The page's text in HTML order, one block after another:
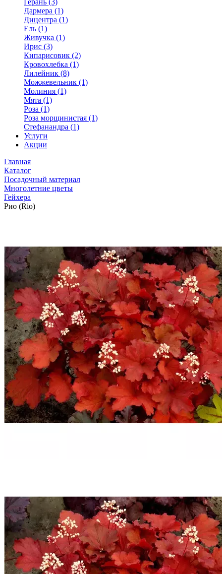
Герань (3)
Дармера (1)
Дицентра (1)
Ель (1)
Живучка (1)
Ирис (3)
Кипарисовик (2)
Кровохлебка (1)
Лилейник (8)
Можжевельник (1)
Молиния (1)
Мята (1)
Роза (1)
Роза морщинистая (1)
Стефанандра (1)
Услуги
Акции
Главная
Каталог
Посадочный материал
Многолетние цветы
Гейхера
Рио (Rio)